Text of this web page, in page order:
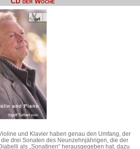
und Klavier haben genau den Umfang, der
drei Sonaten des Neunzehnjährigen, die der
als „Sonatinen“ herausgegeben hat, dazu